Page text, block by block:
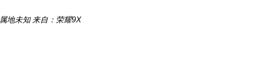
属地未知 来自：荣耀9X